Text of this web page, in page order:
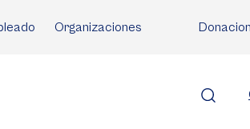
Organizaciones